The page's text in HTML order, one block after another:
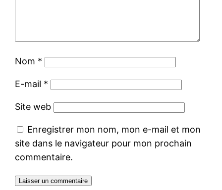
Nom *
E-mail *
Site web
Enregistrer mon nom, mon e-mail et mon
site dans le navigateur pour mon prochain
commentaire.